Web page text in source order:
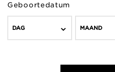
Geboortedatum
DAG MAAND